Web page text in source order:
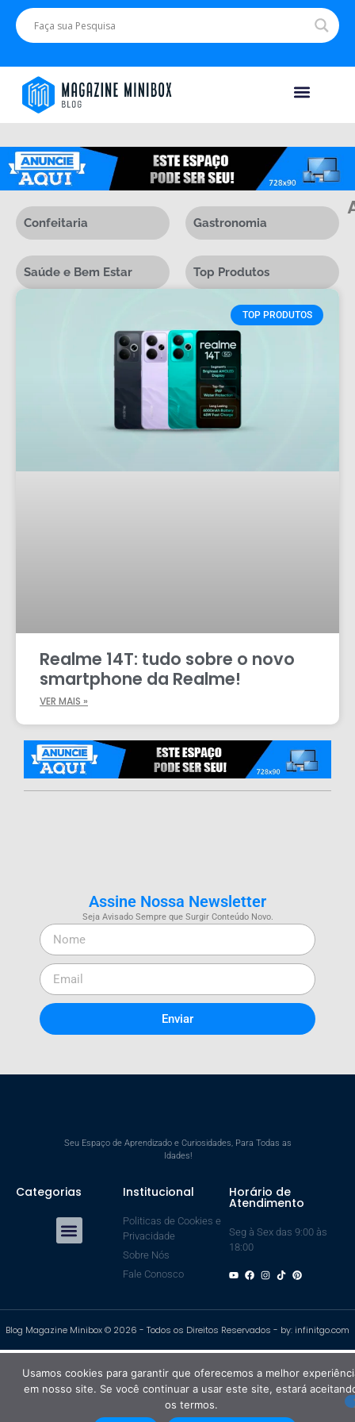
Confeitaria Gastronomia
Saúde e Bem Estar Top Produtos
TOP PRODUTOS
Realme 14T: tudo sobre o novo
smartphone da Realme!
VER MAIS »
Assine Nossa Newsletter
Seja Avisado Sempre que Surgir Conteúdo Novo.
Enviar
Seu Espaço de Aprendizado e Curiosidades, Para Todas as
Idades!
Categorias Institucional
Politicas de Cookies e
Privacidade
Sobre Nós
Fale Conosco
Horário de
Atendimento
Seg à Sex das 9:00 às
18:00
Blog Magazine Minibox © 2026 - Todos os Direitos Reservados - by: infinitgo.com
Usamos cookies para garantir que oferecemos a melhor
em nosso site. Se você continuar a usar este site, estará
os termos.